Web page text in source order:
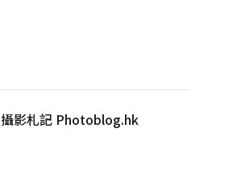
攝影札記 Photoblog.hk